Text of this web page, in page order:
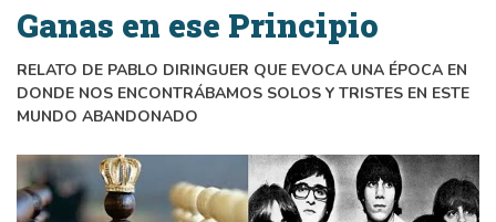
Ganas en ese Principio
RELATO DE PABLO DIRINGUER QUE EVOCA UNA ÉPOCA EN
DONDE NOS ENCONTRÁBAMOS SOLOS Y TRISTES EN ESTE
MUNDO ABANDONADO